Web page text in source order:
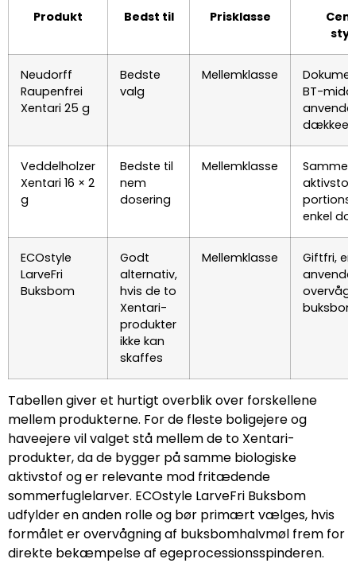
Produkt Bedst til Prisklasse
Neudorff
Raupenfrei
Xentari 25 g
Bedste
valg
Mellemklasse
BT-
Veddelholzer
Xentari 16 × 2
g
Bedste til
nem
dosering
Mellemklasse
Samme
aktivstof,
enkel
ECOstyle
LarveFri
Buksbom
Godt
alternativ,
hvis de to
Xentari-
produkter
ikke kan
skaffes
Mellemklasse
Giftfri,
Tabellen giver et hurtigt overblik over forskellene
mellem produkterne. For de fleste boligejere og
haveejere vil valget stå mellem de to Xentari-
produkter, da de bygger på samme biologiske
aktivstof og er relevante mod fritædende
sommerfuglelarver. ECOstyle LarveFri Buksbom
udfylder en anden rolle og bør primært vælges, hvis
formålet er overvågning af buksbomhalvmøl frem for
direkte bekæmpelse af egeprocessionsspinderen.